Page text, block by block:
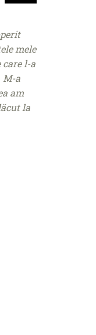
mele
l-a
M-a
am
la